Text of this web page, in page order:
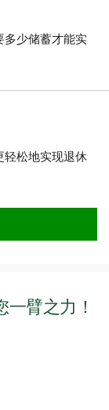
多少储蓄才能实
轻松地实现退休
臂之力！